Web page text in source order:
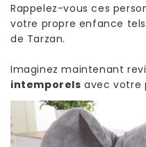
Rappelez-vous ces
votre propre enfance
de Tarzan.
Imaginez maintenant
intemporels avec votre